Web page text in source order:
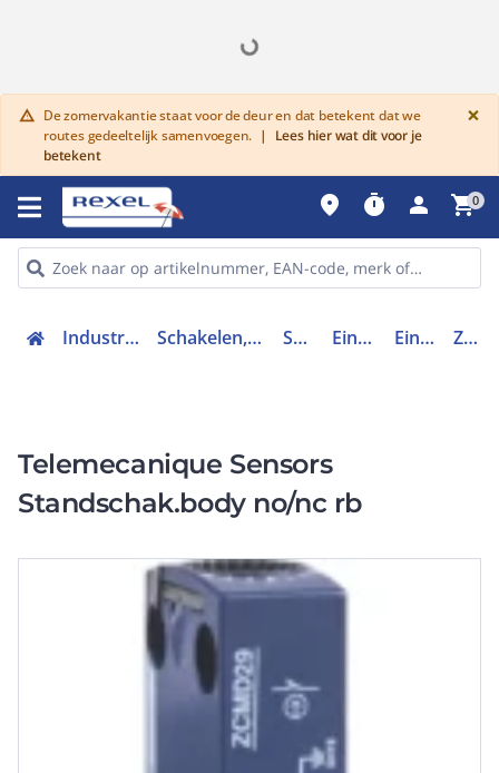
warning De zomervakantie staat voor de deur en dat betekent dat we
routes gedeeltelijk samenvoegen. |
Lees hier wat dit voor je
betekent
×
place timer person shopping_cart0
Industriele componenten Schakelen, bedienen en signaleren Schakelaars Eindschakelaars Eindschakelaar ZCMD21
Telemecanique Sensors
Standschak.body no/nc rb